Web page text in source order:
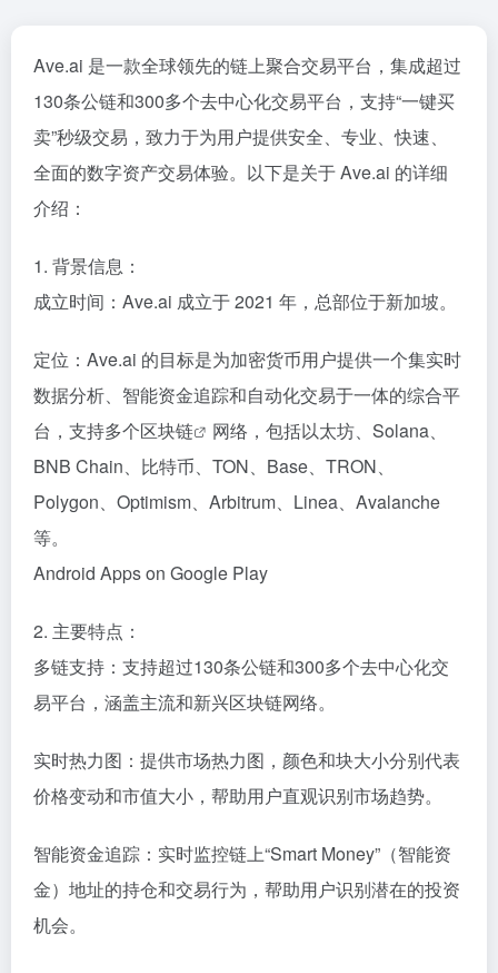
Ave.ai 是一款全球领先的链上聚合交易平台，集成超过
130条公链和300多个去中心化交易平台，支持“一键买
卖”秒级交易，致力于为用户提供安全、专业、快速、
全面的数字资产交易体验。以下是关于 Ave.ai 的详细
介绍：
1. 背景信息：
成立时间：Ave.ai 成立于 2021 年，总部位于新加坡。
定位：Ave.ai 的目标是为加密货币用户提供一个集实时
数据分析、智能资金追踪和自动化交易于一体的综合平
台，支持多个区块链
网络，包括以太坊、Solana、
BNB Chain、比特币、TON、Base、TRON、
Polygon、Optimism、Arbitrum、Linea、Avalanche
等。
Android Apps on Google Play
2. 主要特点：
多链支持：支持超过130条公链和300多个去中心化交
易平台，涵盖主流和新兴区块链网络。
实时热力图：提供市场热力图，颜色和块大小分别代表
价格变动和市值大小，帮助用户直观识别市场趋势。
智能资金追踪：实时监控链上“Smart Money”（智能资
金）地址的持仓和交易行为，帮助用户识别潜在的投资
机会。